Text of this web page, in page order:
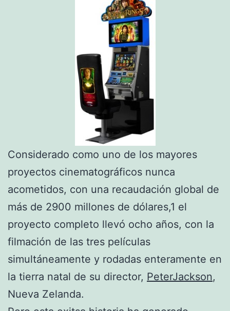
Considerado como uno de los mayores
proyectos cinematográficos nunca
acometidos, con una recaudación global de
más de 2900 millones de dólares,1 el
proyecto completo llevó ocho años, con la
filmación de las tres películas
simultáneamente y rodadas enteramente en
la tierra natal de su director, PeterJackson,
Nueva Zelanda.